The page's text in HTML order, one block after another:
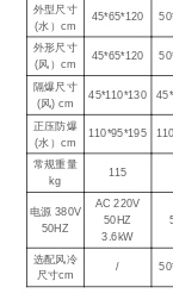
外型尺寸
(水）cm
45*65*120
外形尺寸
(风）cm
45*65*120
隔爆尺寸
(风) cm
45*110*130
正压防爆
(水）cm
110*95*195
常规重量
kg
115
电源 380V
50HZ
AC 220V
50HZ
3.6kW
选配风冷
尺寸cm
/